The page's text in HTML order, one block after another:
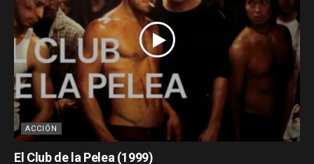
ACCIÓN
El Club de la Pelea (1999)